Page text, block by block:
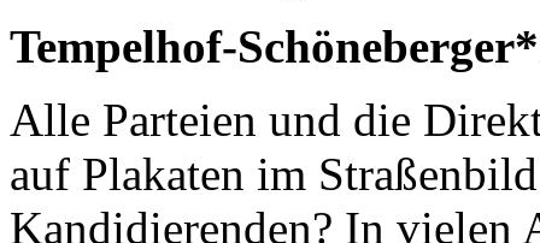
Tempelhof-
Alle Parteien und die
auf Plakaten im
Kandidierenden? In vielen